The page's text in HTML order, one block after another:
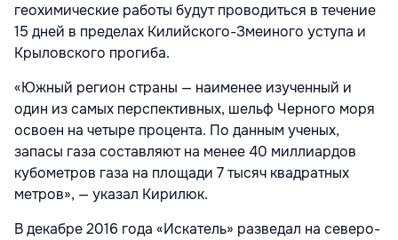
геохимические работы будут проводиться в течение
15 дней в пределах Килийского-Змеиного уступа и
Крыловского прогиба.
«Южный регион страны — наименее изученный и
один из самых перспективных, шельф Черного моря
освоен на четыре процента. По данным ученых,
запасы газа составляют на менее 40 миллиардов
кубометров газа на площади 7 тысяч квадратных
метров», — указал Кирилюк.
В декабре 2016 года «Искатель» разведал на северо-